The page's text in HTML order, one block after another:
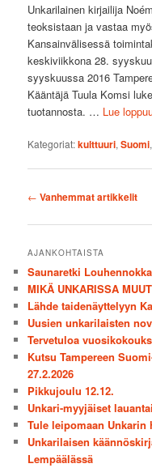
Unkarilainen kirjailija
teoksistaan ja vastaa
Kansainvälisessä
keskiviikkona 28.
syyskuussa 2016
Kääntäjä Tuula Komsi
tuotannosta. … Lue
Kategoriat:kulttuuri,Suomi
Artikkelien
← Vanhemmat artikkelit
AJANKOHTAISTA
Saunaretki
MIKÄ UNKARISSA
Lähde taidenäyttelyyn
Uusien unkarilaisten
Tervetuloa
Kutsu Tampereen
27.2.2026
Pikkujoulu 12.12.
Unkari-myyjäiset
Tule leipomaan Unkarin
Unkarilaisen
Lempäälässä